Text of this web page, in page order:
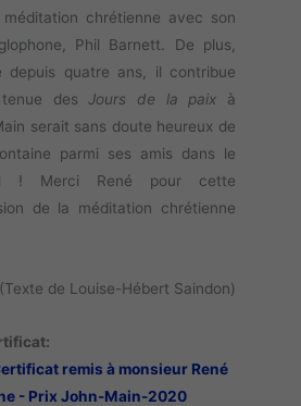
méditation chrétienne avec son
Phil Barnett. De plus,
depuis quatre ans, il contribue
tenue desJours de la paix à
serait sans doute heureux de
parmi ses amis dans le
! Merci René pour cette
de la méditation chrétienne
(Texte de Louise-Hébert Saindon)
remis à monsieur René
- Prix John-Main-2020